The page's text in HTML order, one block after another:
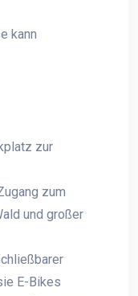
kann
zur
zum
und großer
E-Bikes